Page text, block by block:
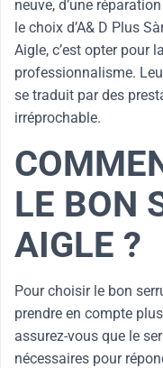
neuve, d’une
le choix d’A& D Plus
Aigle, c’est opter pour
professionnalisme.
se traduit par des
irréprochable.
LE BON
AIGLE ?
Pour choisir le bon
prendre en compte
assurez-vous que le
nécessaires pour